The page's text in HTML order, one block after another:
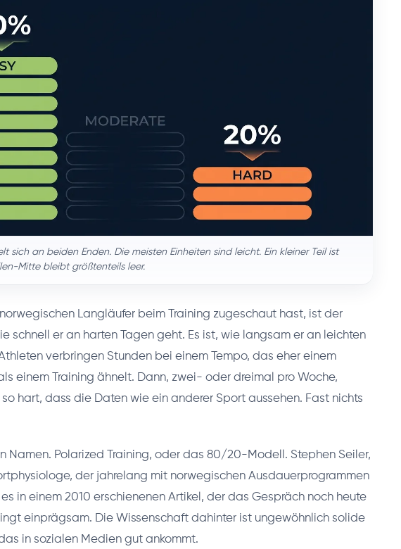
sich an beiden Enden. Die meisten Einheiten sind leicht. Ein kleiner Teil ist
Mitte bleibt größtenteils leer.
Langläufer beim Training zugeschaut hast, ist der
schnell er an harten Tagen geht. Es ist, wie langsam er an leichten
verbringen Stunden bei einem Tempo, das eher einem
einem Training ähnelt. Dann, zwei- oder dreimal pro Woche,
hart, dass die Daten wie ein anderer Sport aussehen. Fast nichts
Namen. Polarized Training, oder das 80/20-Modell. Stephen Seiler,
der jahrelang mit norwegischen Ausdauerprogrammen
in einem 2010 erschienenen Artikel, der das Gespräch noch heute
einprägsam. Die Wissenschaft dahinter ist ungewöhnlich solide
in sozialen Medien gut ankommt.